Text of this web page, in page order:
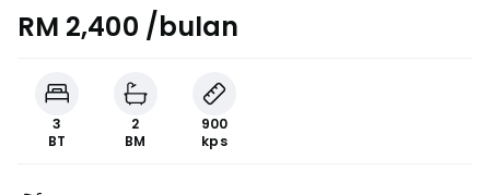
RM 2,400 /bulan
3
BT
2
BM
900
kps